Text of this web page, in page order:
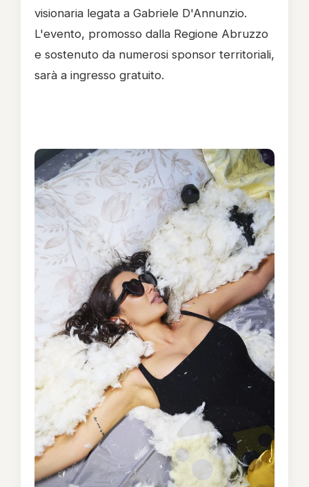
visionaria legata a Gabriele D'Annunzio.
L'evento, promosso dalla Regione Abruzzo
e sostenuto da numerosi sponsor territoriali,
sarà a ingresso gratuito.